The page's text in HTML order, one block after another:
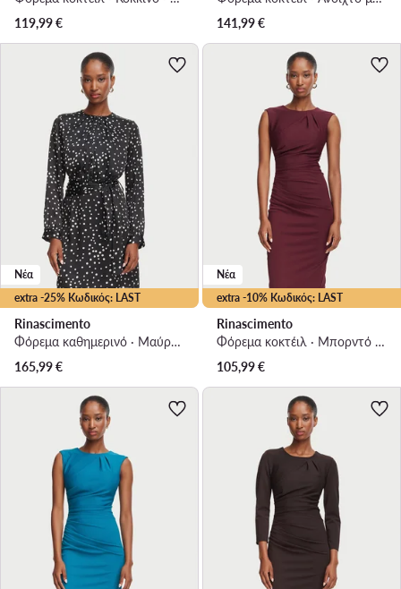
119,99€
141,99€
extra -25% Κωδικός: LAST
Νέα
Rinascimento
Φόρεμα καθημερινό · Μαύρο · Mini
165,99€
extra -10% Κωδικός: LAST
Νέα
Rinascimento
Φόρεμα κοκτέιλ · Μπορντό · Mini
105,99€